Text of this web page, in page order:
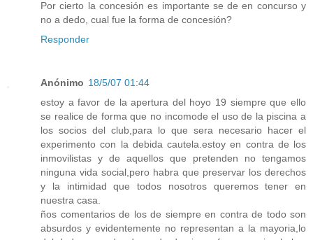
Por cierto la concesión es importante se de en concurso y
no a dedo, cual fue la forma de concesión?
Responder
Anónimo 18/5/07 01:44
estoy a favor de la apertura del hoyo 19 siempre que ello
se realice de forma que no incomode el uso de la piscina a
los socios del club,para lo que sera necesario hacer el
experimento con la debida cautela.estoy en contra de los
inmovilistas y de aquellos que pretenden no tengamos
ninguna vida social,pero habra que preservar los derechos
y la intimidad que todos nosotros queremos tener en
nuestra casa.
ños comentarios de los de siempre en contra de todo son
absurdos y evidentemente no representan a la mayoria,lo